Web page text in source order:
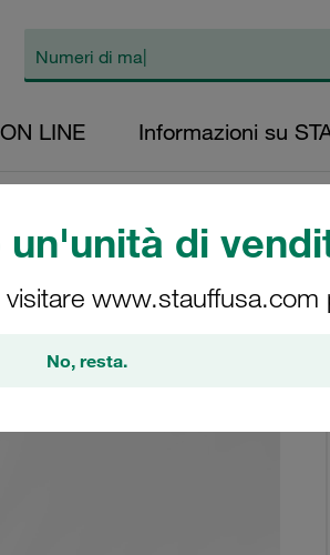
di
visitare www.stauffusa.com
No, resta.
LINE Informazioni su